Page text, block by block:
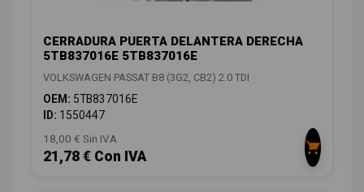
CERRADURA PUERTA DELANTERA DERECHA
5TB837016E 5TB837016E
VOLKSWAGEN PASSAT B8 (3G2, CB2) 2.0 TDI
OEM: 5TB837016E
ID: 1550447
18,00 € Sin IVA
21,78 € Con IVA